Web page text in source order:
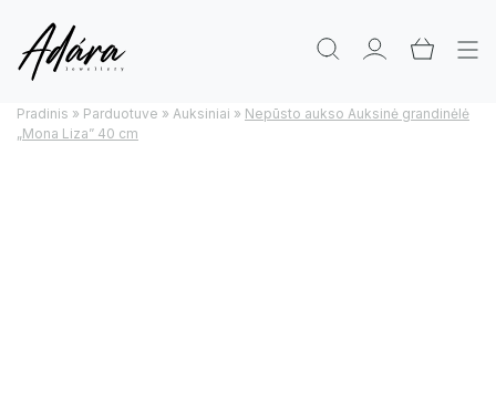
Pradinis » Parduotuve » Auksiniai » Nepūsto aukso Auksinė grandinėlė
„Mona Liza” 40 cm